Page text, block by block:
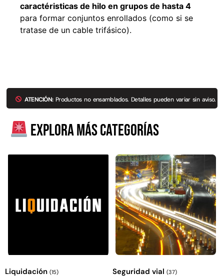
caractéristicas de hilo en grupos de hasta 4
para formar conjuntos enrollados (como si se
tratase de un cable trifásico).
ATENCIÓN:Productos no ensamblados. Detalles pueden variar sin aviso.
Explora más categorías
Liquidación (15) Seguridad vial (37)